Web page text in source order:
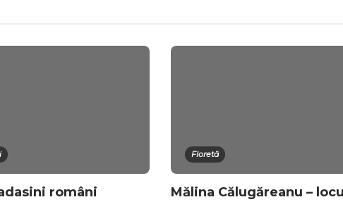
români
Floretă
Mălina Călugăreanu – locul